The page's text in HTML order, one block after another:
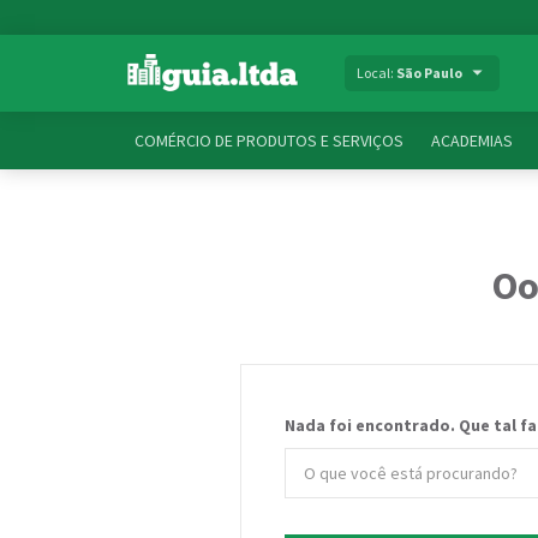
Local: São Paulo
COMÉRCIO DE PRODUTOS E SERVIÇOS ACADEMIAS
Nada foi encontrado. Que tal